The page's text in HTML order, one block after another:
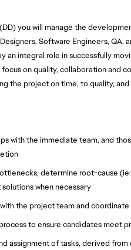
you will manage the
Software Engineers, QA,
an integral role in successfully
on quality, collaboration and
the project on time, to quality,
with the immediate team, and
determine root-cause
when necessary
the project team and
to ensure candidates meet
assignment of tasks, derived